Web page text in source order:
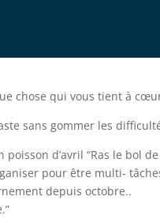
chose qui vous tient à
sans gommer les
d’avril “Ras le bol de
pour être multi-
depuis octobre..